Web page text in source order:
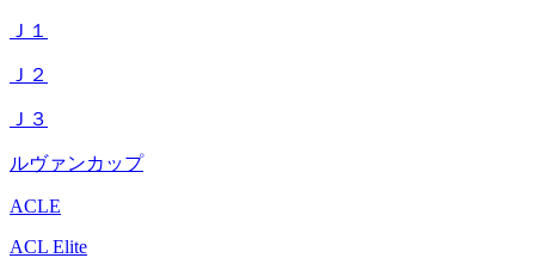
Ｊ１
Ｊ２
Ｊ３
ルヴァンカップ
ACLE
ACL Elite